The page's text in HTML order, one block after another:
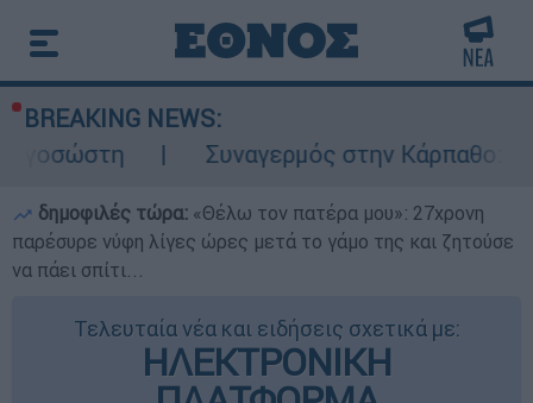
BREAKING NEWS:
Συναγερμός στην Κάρπαθο: Βρέθηκαν
δημοφιλές τώρα: «Θέλω τον πατέρα μου»: 27χρονη
παρέσυρε νύφη λίγες ώρες μετά το γάμο της και ζητούσε
να πάει σπίτι...
Τελευταία νέα και ειδήσεις σχετικά με:
ΗΛΕΚΤΡΟΝΙΚΗ